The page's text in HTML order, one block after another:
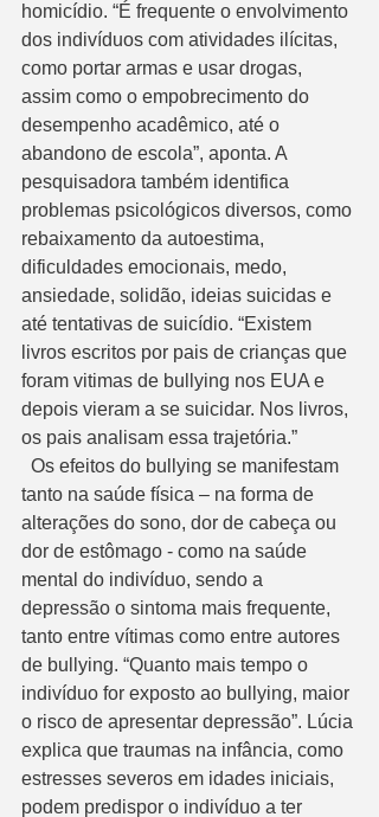
homicídio. “É frequente o envolvimento
dos indivíduos com atividades ilícitas,
como portar armas e usar drogas,
assim como o empobrecimento do
desempenho acadêmico, até o
abandono de escola”, aponta. A
pesquisadora também identifica
problemas psicológicos diversos, como
rebaixamento da autoestima,
dificuldades emocionais, medo,
ansiedade, solidão, ideias suicidas e
até tentativas de suicídio. “Existem
livros escritos por pais de crianças que
foram vitimas de bullying nos EUA e
depois vieram a se suicidar. Nos livros,
os pais analisam essa trajetória.”
tanto na saúde física – na forma de
alterações do sono, dor de cabeça ou
dor de estômago - como na saúde
mental do indivíduo, sendo a
depressão o sintoma mais frequente,
tanto entre vítimas como entre autores
de bullying. “Quanto mais tempo o
indivíduo for exposto ao bullying, maior
o risco de apresentar depressão”. Lúcia
explica que traumas na infância, como
estresses severos em idades iniciais,
podem predispor o indivíduo a ter